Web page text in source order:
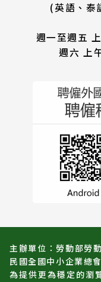
(英語、泰
週一至週五
週六 上
主辦單位：勞動部勞
民國全國中小企業總會
為提供更為穩定的瀏